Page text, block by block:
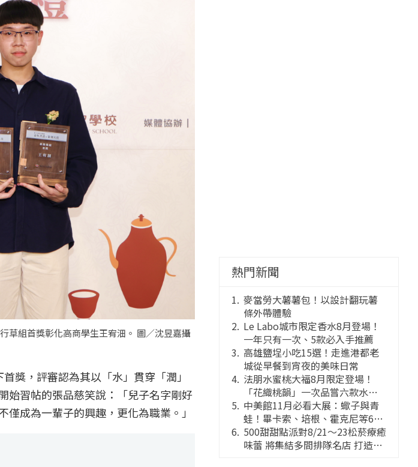
草組首獎彰化高商學生王宥沺。 圖／沈昱嘉攝
獎，評審認為其以「水」貫穿「潤」
始習帖的張品慈笑說：「兒子名字剛好
成為一輩子的興趣，更化為職業。」
熱門新聞
麥當勞大薯薯包！以設計翻玩薯
條外帶體驗
Le Labo城市限定香水8月登場！
一年只有一次、5款必入手推薦
高雄鹽埕小吃15選！走進港都老
城從早餐到宵夜的美味日常
法朋水蜜桃大福8月限定登場！
「花織桃韻」一次品嘗六款水蜜
桃花果大福
中美館11月必看大展：蠍子與青
蛙！畢卡索、培根、霍克尼等66
件國巨典藏亮相
500甜甜點派對8/21～23松菸療癒
味蕾 將集結多間排隊名店 打造靈